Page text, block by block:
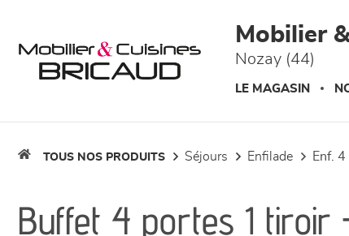
Mobilier
Nozay (44)
LE MAGASIN
TOUS NOS PRODUITS séjours enfilade enf.
Buffet 4 portes 1 tiroir